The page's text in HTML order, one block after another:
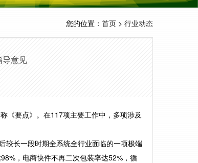
您的位置： 首页> 行业动态
意见
要点》。在117项主要工作中，多项涉及
长一段时期全系统全行业面临的一项极端
，电商快件不再二次包装率达52%，循